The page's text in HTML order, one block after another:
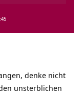
denke nicht
unsterblichen